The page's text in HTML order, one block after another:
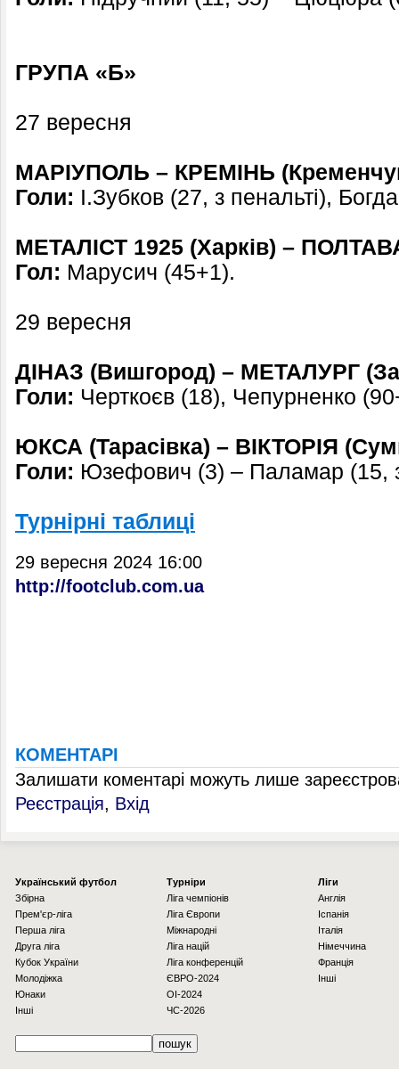
ГРУПА «Б»
27 вересня
МАРІУПОЛЬ – КРЕМІНЬ
Голи: І.Зубков (27, з пенальті),
МЕТАЛІСТ 1925 (Харків) –
Гол: Марусич (45+1).
29 вересня
ДІНАЗ (Вишгород) – МЕТАЛУРГ
Голи: Черткоєв (18), Чепурненко
ЮКСА (Тарасівка) – ВІКТОРІЯ
Голи: Юзефович (3) – Паламар (15, з
Турнірні таблиці
29 вересня 2024 16:00
http://footclub.com.ua
КОМЕНТАРІ
Залишати коментарі можуть лише
Реєстрація, Вхід
Українcький футбол
Збірна
Прем'єр-ліга
Перша ліга
Друга ліга
Кубок України
Молодіжка
Юнаки
Інші
Турніри
Ліга чемпіонів
Ліга Європи
Міжнародні
Ліга націй
Ліга конференцій
ЄВРО-2024
OI-2024
ЧС-2026
Ліги
Англія
Іспанія
Італія
Німеччина
Франція
Інші